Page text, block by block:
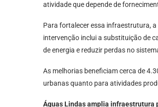
atividade que depende de
Para fortalecer essa infraestrutura,
intervenção inclui a substituição de
de energia e reduzir perdas no
As melhorias beneficiam cerca de
urbanas quanto para atividades
Águas Lindas amplia infraestrutura